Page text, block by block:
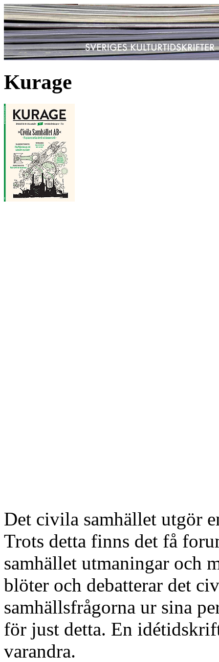
Kurage
Det civila samhället utgör
Trots detta finns det få
samhället utmaningar och
blöter och debatterar det
samhällsfrågorna ur sina
för just detta. En
varandra.